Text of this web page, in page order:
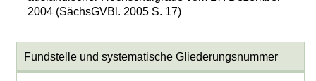
2004 (SächsGVBl. 2005 S. 17)
Fundstelle und systematische Gliederungsnummer